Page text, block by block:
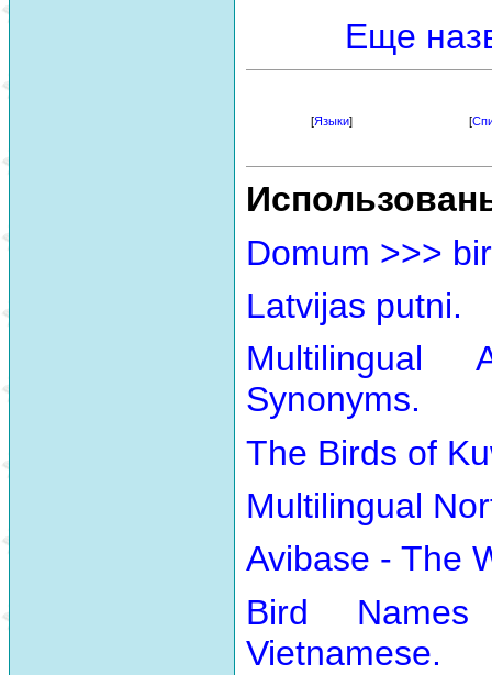
Еще
[Языки] [
Domum >>>
Latvijas putni.
Multilingual
Synonyms.
The Birds of
Multilingual
Avibase - The
Bird
Vietnamese.